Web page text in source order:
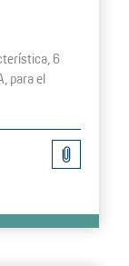
6
para el